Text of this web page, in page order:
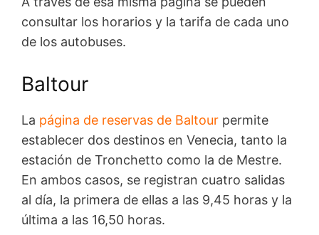
consultar los horarios y la tarifa de cada uno
de los autobuses.
Baltour
La página de reservas de Baltour permite
establecer dos destinos en Venecia, tanto la
estación de Tronchetto como la de Mestre.
En ambos casos, se registran cuatro salidas
al día, la primera de ellas a las 9,45 horas y la
última a las 16,50 horas.